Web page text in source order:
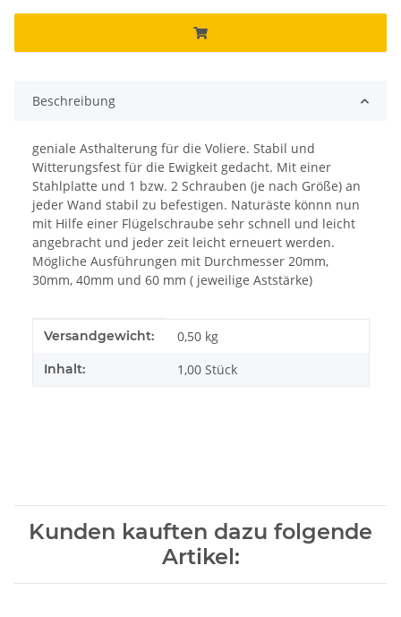
Beschreibung
geniale Asthalterung für die Voliere. Stabil und
Witterungsfest für die Ewigkeit gedacht. Mit einer
Stahlplatte und 1 bzw. 2 Schrauben (je nach Größe) an
jeder Wand stabil zu befestigen. Naturäste könnn nun
mit Hilfe einer Flügelschraube sehr schnell und leicht
angebracht und jeder zeit leicht erneuert werden.
Mögliche Ausführungen mit Durchmesser 20mm,
30mm, 40mm und 60 mm ( jeweilige Aststärke)
Produkteigenschaft
Wert
Versandgewicht: 0,50 kg
Inhalt: 1,00 Stück
Kunden kauften dazu folgende
Artikel: